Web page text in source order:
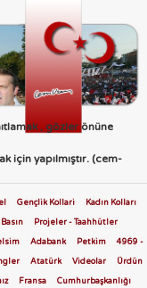
, gözler önüne
için yapılmıştır. (cem-
Gençlik Kollari
Kadın Kolları
Basın
Projeler - Taahhütler
Adabank Petkim
4969 -
Atatürk Videolar
Ürdün
Fransa
Cumhurbaşkanlığı